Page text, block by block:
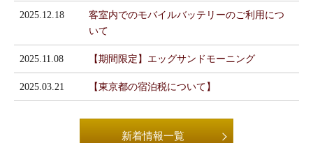
2025.12.18
客室内でのモバイルバッテリーのご利用につ
いて
2025.11.08 【期間限定】エッグサンドモーニング
2025.03.21 【東京都の宿泊税について】
新着情報一覧